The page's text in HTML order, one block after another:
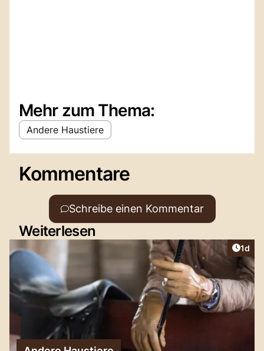
Mehr zum Thema:
Andere Haustiere
Kommentare
Schreibe einen Kommentar
Weiterlesen
1d